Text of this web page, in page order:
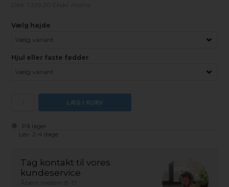
Vælg højde
Hjul eller faste fødder
På lager
Lev. 2-4 dage
Tag kontakt til vores
kundeservice
Åbent mellem 8-17